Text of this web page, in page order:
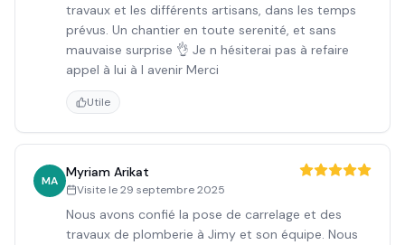
travaux et les différents artisans, dans les temps
prévus. Un chantier en toute serenité, et sans
mauvaise surprise 👌 Je n hésiterai pas à refaire
appel à lui à l avenir Merci
Utile
MA
Myriam Arikat
Visite le29 septembre 2025
Nous avons confié la pose de carrelage et des
travaux de plomberie à Jimy et son équipe. Nous